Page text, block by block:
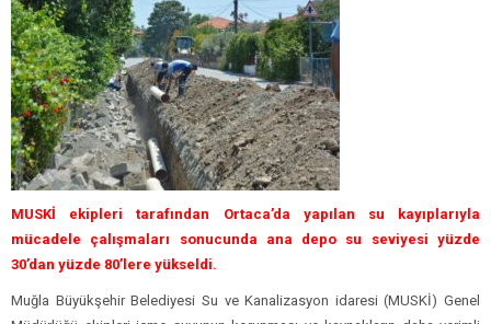
MUSKİ ekipleri tarafından Ortaca’da yapılan su kayıplarıyla
mücadele çalışmaları sonucunda ana depo su seviyesi yüzde
30’dan yüzde 80’lere yükseldi.
Muğla Büyükşehir Belediyesi Su ve Kanalizasyon idaresi (MUSKİ) Genel